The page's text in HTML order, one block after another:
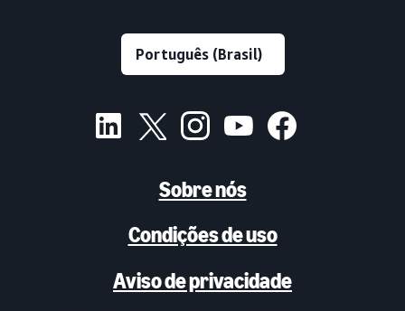
Sobre nós
Condições de uso
Aviso de privacidade